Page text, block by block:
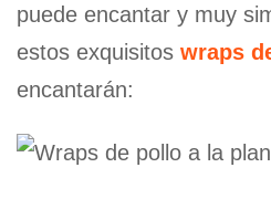
puede encantar y muy
estos exquisitos wraps
encantarán: